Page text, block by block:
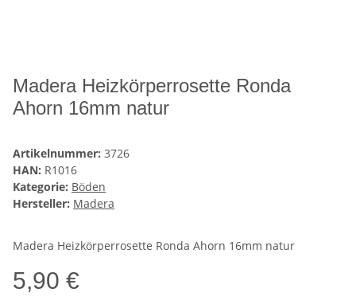
Madera Heizkörperrosette Ronda
Ahorn 16mm natur
Artikelnummer: 3726
HAN: R1016
Kategorie: Böden
Hersteller: Madera
Madera Heizkörperrosette Ronda Ahorn 16mm natur
5,90 €